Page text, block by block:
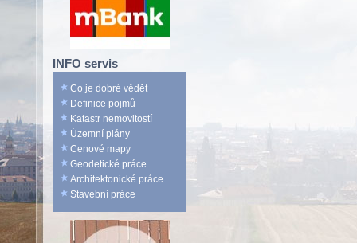
INFO servis
Co je dobré vědět
Definice pojmů
Katastr nemovitostí
Územní plány
Cenové mapy
Geodetické práce
Architektonické práce
Stavební práce